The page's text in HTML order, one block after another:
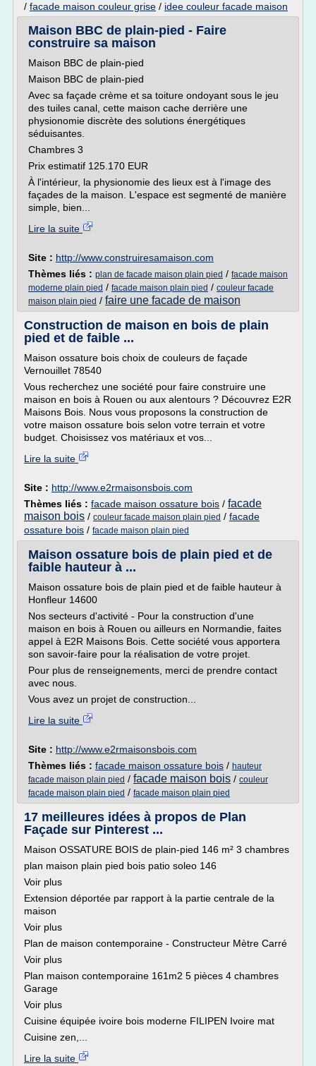
/ facade maison couleur grise / idee couleur facade maison
Maison BBC de plain-pied - Faire
construire sa maison
Maison BBC de plain-pied
Maison BBC de plain-pied
Avec sa façade crème et sa toiture ondoyant sous le jeu
des tuiles canal, cette maison cache derrière une
physionomie discrète des solutions énergétiques
séduisantes.
Chambres 3
Prix estimatif 125.170 EUR
À l'intérieur, la physionomie des lieux est à l'image des
façades de la maison. L'espace est segmenté de manière
simple, bien...
Lire la suite
Site : http://www.construiresamaison.com
Thèmes liés : plan de facade maison plain pied / facade maison
moderne plain pied / facade maison plain pied / couleur facade
maison plain pied / faire une facade de maison
Construction de maison en bois de plain
pied et de faible ...
Maison ossature bois choix de couleurs de façade
Vernouillet 78540
Vous recherchez une société pour faire construire une
maison en bois à Rouen ou aux alentours ? Découvrez E2R
Maisons Bois. Nous vous proposons la construction de
votre maison ossature bois selon votre terrain et votre
budget. Choisissez vos matériaux et vos...
Lire la suite
Site : http://www.e2rmaisonsbois.com
Thèmes liés : facade maison ossature bois / facade
maison bois / couleur facade maison plain pied / facade
ossature bois / facade maison plain pied
Maison ossature bois de plain pied et de
faible hauteur à ...
Maison ossature bois de plain pied et de faible hauteur à
Honfleur 14600
Nos secteurs d'activité - Pour la construction d'une
maison en bois à Rouen ou ailleurs en Normandie, faites
appel à E2R Maisons Bois. Cette société vous apportera
son savoir-faire pour la réalisation de votre projet.
Pour plus de renseignements, merci de prendre contact
avec nous.
Vous avez un projet de construction...
Lire la suite
Site : http://www.e2rmaisonsbois.com
Thèmes liés : facade maison ossature bois / hauteur
facade maison plain pied / facade maison bois / couleur
facade maison plain pied / facade maison plain pied
17 meilleures idées à propos de Plan
Façade sur Pinterest ...
Maison OSSATURE BOIS de plain-pied 146 m² 3 chambres
plan maison plain pied bois patio soleo 146
Voir plus
Extension déportée par rapport à la partie centrale de la
maison
Voir plus
Plan de maison contemporaine - Constructeur Mètre Carré
Voir plus
Plan maison contemporaine 161m2 5 pièces 4 chambres
Garage
Voir plus
Cuisine équipée ivoire bois moderne FILIPEN Ivoire mat
Cuisine zen,...
Lire la suite